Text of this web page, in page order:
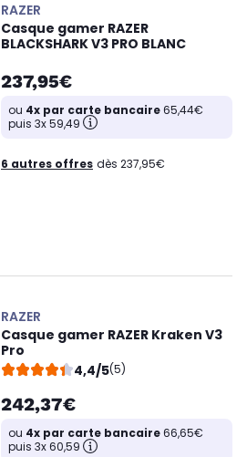
RAZER
Casque gamer RAZER
BLACKSHARK V3 PRO BLANC
237,95€
ou 4x par carte bancaire65,44€
puis 3x 59,49
6 autres offres dès 237,95€
RAZER
Casque gamer RAZER Kraken V3
Pro
4,4/5(5)
242,37€
ou 4x par carte bancaire66,65€
puis 3x 60,59